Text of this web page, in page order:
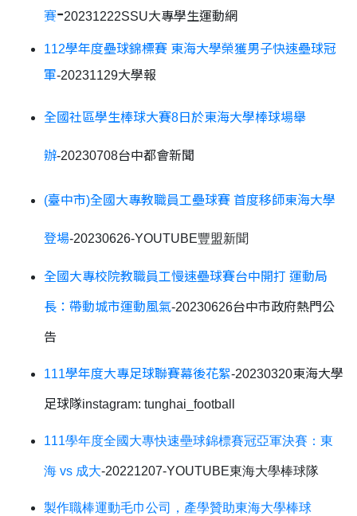
賽-20231222SSU大專學生運動網
112學年度壘球錦標賽 東海大學榮獲男子快速壘球冠
軍-20231129大學報
全國社區學生棒球大賽8日於東海大學棒球場舉
辦-20230708台中都會新聞
(臺中市)全國大專教職員工壘球賽 首度移師東海大學
登場-20230626-YOUTUBE豐盟新聞
全國大專校院教職員工慢速壘球賽台中開打 運動局
長：帶動城市運動風氣-20230626台中市政府熱門公
告
111學年度大專足球聯賽幕後花絮-20230320東海大學
足球隊instagram: tunghai_football
111學年度全國大專快速壘球錦標賽冠亞軍決賽：東
海 vs 成大-20221207-YOUTUBE東海大學棒球隊
製作職棒運動毛巾公司，產學贊助東海大學棒球